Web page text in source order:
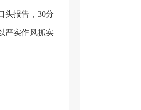
头报告，30分
严实作风抓实